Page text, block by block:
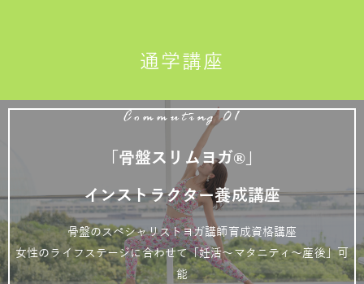
通学講座
Commuting 01
「骨盤スリムヨガ®」
インストラクター養成講座
骨盤のスペシャリストヨガ講師育成資格講座
女性のライフステージに合わせて「妊活～マタニティ～産後」可
能